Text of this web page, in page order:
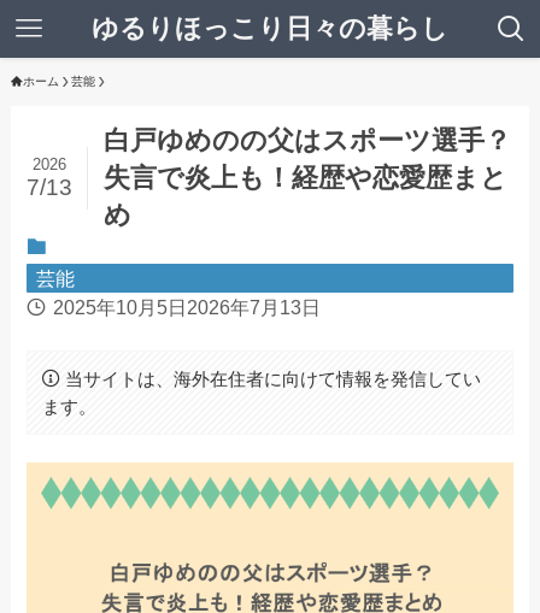
ゆるりほっこり日々の暮らし
ホーム 芸能
白戸ゆめのの父はスポーツ選手？
失言で炎上も！経歴や恋愛歴まと
め
2026
7/13
芸能
2025年10月5日 2026年7月13日
当サイトは、海外在住者に向けて情報を発信してい
ます。